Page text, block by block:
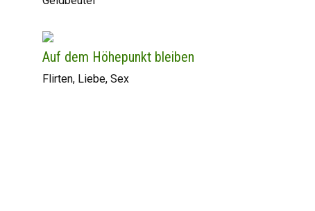
Auf dem Höhepunkt bleiben
Flirten, Liebe, Sex